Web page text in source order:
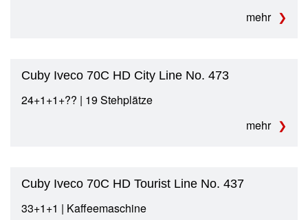
mehr
Cuby Iveco 70C HD City Line No. 473
24+1+1+?‍? | 19 Stehplätze
mehr
Cuby Iveco 70C HD Tourist Line No. 437
33+1+1 | Kaffeemaschine